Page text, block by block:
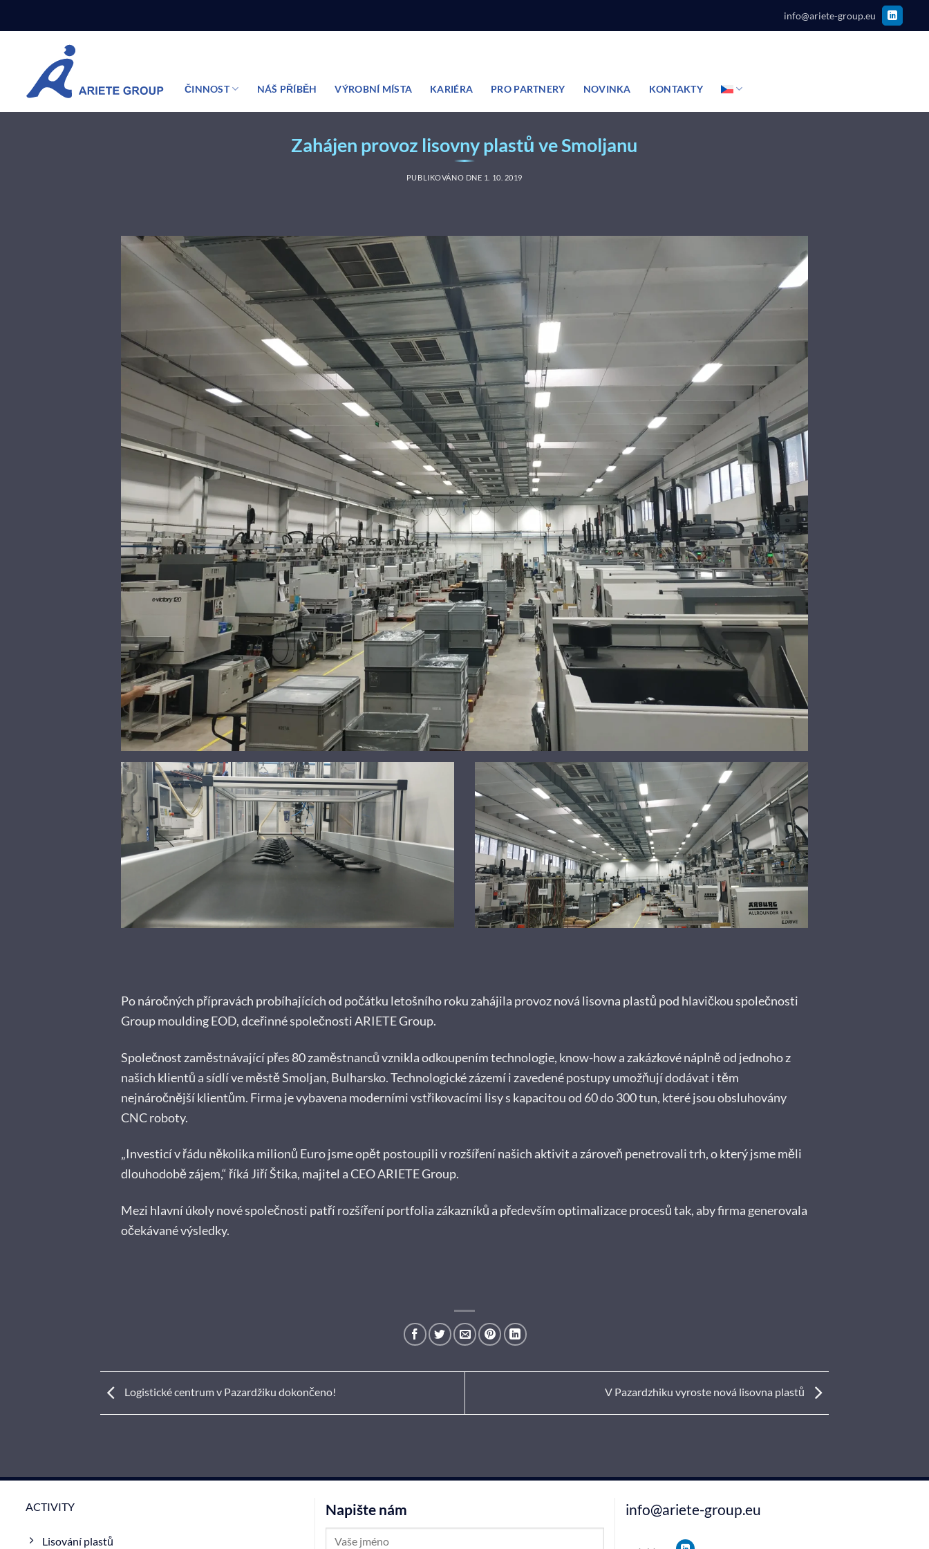
info@ariete-group.eu
ČINNOST NÁŠ PŘÍBĚH VÝROBNÍ MÍSTA KARIÉRA PRO PARTNERY NOVINKA KONTAKTY
Zahájen provoz lisovny plastů ve Smoljanu
PUBLIKOVÁNO DNE 1. 10. 2019
Po náročných přípravách probíhajících od počátku letošního roku zahájila provoz nová lisovna plastů pod hlavičkou společnosti
Group moulding EOD, dceřinné společnosti ARIETE Group.
Společnost zaměstnávající přes 80 zaměstnanců vznikla odkoupením technologie, know-how a zakázkové náplně od jednoho z
našich klientů a sídlí ve městě Smoljan, Bulharsko. Technologické zázemí i zavedené postupy umožňují dodávat i těm
nejnáročnější klientům. Firma je vybavena moderními vstřikovacími lisy s kapacitou od 60 do 300 tun, které jsou obsluhovány
CNC roboty.
„Investicí v řádu několika milionů Euro jsme opět postoupili v rozšíření našich aktivit a zároveň penetrovali trh, o který jsme měli
dlouhodobě zájem,“ říká Jiří Štika, majitel a CEO ARIETE Group.
Mezi hlavní úkoly nové společnosti patří rozšíření portfolia zákazníků a především optimalizace procesů tak, aby firma generovala
očekávané výsledky.
Logistické centrum v Pazardžiku dokončeno! V Pazardzhiku vyroste nová lisovna plastů
ACTIVITY
Lisování plastů
Napište nám info@ariete-group.eu